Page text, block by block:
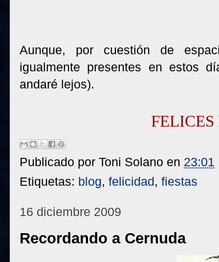
Aunque, por cuestión de
igualmente presentes en estos
andaré lejos).
FELICES
Publicado por Toni Solano en 23:01
Etiquetas: blog, felicidad, fiestas
16 diciembre 2009
Recordando a Cernuda